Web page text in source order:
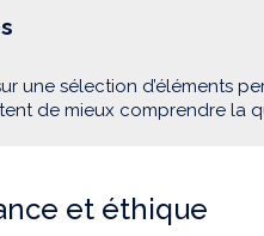
une sélection d’éléments
de mieux comprendre la
et éthique